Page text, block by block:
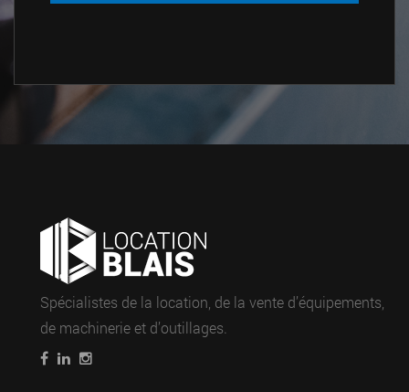
Spécialistes de la location, de la vente d’équipements,
de machinerie et d’outillages.